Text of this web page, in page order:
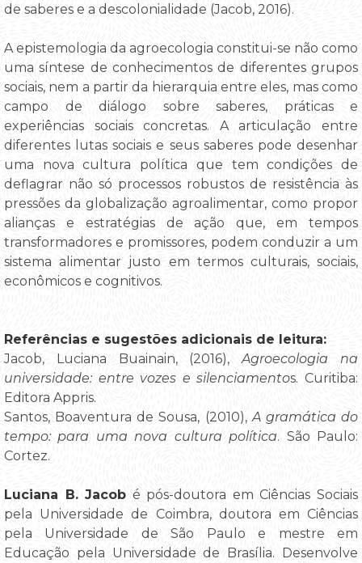
de saberes e a descolonialidade (Jacob, 2016).
A epistemologia da agroecologia constitui-se não como
uma síntese de conhecimentos de diferentes grupos
sociais, nem a partir da hierarquia entre eles, mas como
campo de diálogo sobre saberes, práticas e
experiências sociais concretas. A articulação entre
diferentes lutas sociais e seus saberes pode desenhar
uma nova cultura política que tem condições de
deflagrar não só processos robustos de resistência às
pressões da globalização agroalimentar, como propor
alianças e estratégias de ação que, em tempos
transformadores e promissores, podem conduzir a um
sistema alimentar justo em termos culturais, sociais,
econômicos e cognitivos.
Referências e sugestões adicionais de leitura:
Jacob, Luciana Buainain, (2016),Agroecologia na
universidade: entre vozes e silenciamentos. Curitiba:
Editora Appris.
Santos, Boaventura de Sousa, (2010), A gramática do
tempo: para uma nova cultura política. São Paulo:
Cortez.
Luciana B. Jacob é pós-doutora em Ciências Sociais
pela Universidade de Coimbra, doutora em Ciências
pela Universidade de São Paulo e mestre em
Educação pela Universidade de Brasília. Desenvolve